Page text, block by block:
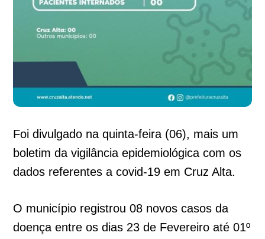
Foi divulgado na quinta-feira (06), mais um
boletim da vigilância epidemiológica com os
dados referentes a covid-19 em Cruz Alta.
O município registrou 08 novos casos da
doença entre os dias 23 de Fevereiro até 01º